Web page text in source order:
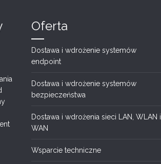
Oferta
Dostawa i wdrożenie systemów
endpoint
Dostawa i wdrożenie systemów
bezpieczeństwa
Dostawa i wdrożenia sieci LAN, WLAN i
WAN
Wsparcie techniczne